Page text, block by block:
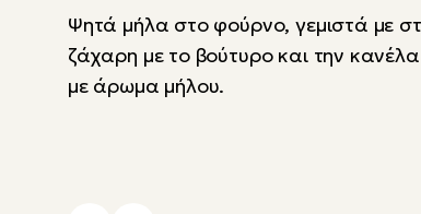
Ψητά μήλα στο φούρνο, γεμιστά με
ζάχαρη με το βούτυρο και την
με άρωμα μήλου.